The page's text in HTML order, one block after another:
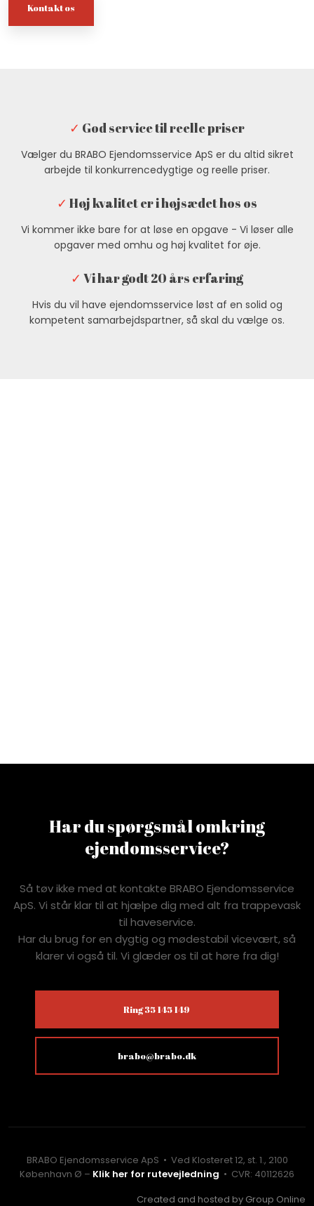
​Kontakt os
✓ God service til reelle priser
Vælger du BRABO Ejendomsservice ApS er du altid sikret
arbejde til konkurrencedygtige og reelle priser.
✓ Høj kvalitet er i højsædet hos os
Vi kommer ikke bare for at løse en opgave - Vi løser alle
opgaver med omhu og høj kvalitet for øje.
✓ Vi har godt 20 års erfaring
Hvis du vil have ejendomsservice løst af en solid og
kompetent samarbejdspartner, så skal du vælge os.
Har du spørgsmål omkring
ejendomsservice?
Så tøv ikke med at kontakte BRABO Ejendomsservice
ApS. Vi står klar til at hjælpe dig med alt fra trappevask
til haveservice.
Har du brug for en dygtig og mødestabil vicevært, så
klarer vi også til. Vi glæder os til at høre fra dig!
Ring 35 145 149
brabo@brabo.dk
BRABO Ejendomsservice ApS • Ved Klosteret 12, st. 1., 2100
København Ø – Klik her for rutevejledning • CVR: 40112626
Created and hosted by Group Online